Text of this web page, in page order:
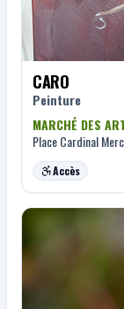
CARO
Peinture
MARCHÉ DES
Place Cardinal
Accès